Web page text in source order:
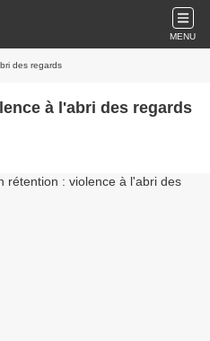
MENU
des regards
à l'abri des regards